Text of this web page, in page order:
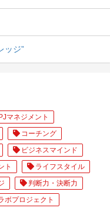
ッジ”
マネジメント
コーチング
ビジネスマインド
ト
ライフスタイル
判断力・決断力
ボプロジェクト